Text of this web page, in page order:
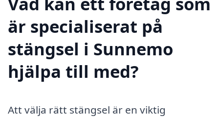
är specialiserat på
stängsel i Sunnemo
hjälpa till med?
Att välja rätt stängsel är en viktig